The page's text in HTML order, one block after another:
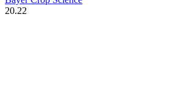
20.22